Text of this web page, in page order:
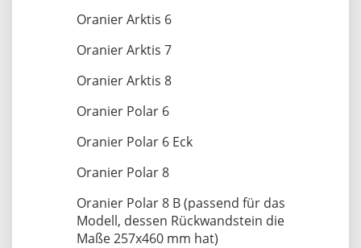
Oranier Arktis 6
Oranier Arktis 7
Oranier Arktis 8
Oranier Polar 6
Oranier Polar 6 Eck
Oranier Polar 8
Oranier Polar 8 B (passend für das
Modell, dessen Rückwandstein die
Maße 257x460 mm hat)